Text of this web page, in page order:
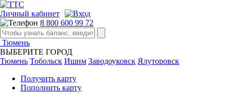
Личный кабинет
8 800 600 99 72
Тюмень
ВЫБЕРИТЕ ГОРОД
Тюмень Тобольск Ишим Заводоуковск Ялуторовск
Получить карту
Пополнить карту